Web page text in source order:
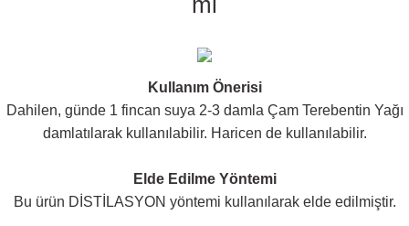
Kullanım Önerisi
Dahilen, günde 1 fincan suya 2-3 damla Çam Terebentin Yağı
damlatılarak kullanılabilir. Haricen de kullanılabilir.
Elde Edilme Yöntemi
Bu ürün DİSTİLASYON yöntemi kullanılarak elde edilmiştir.